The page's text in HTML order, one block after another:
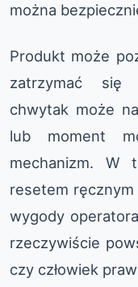
można
Produkt może
zatrzymać się
chwytak może
lub moment
mechanizm. W
resetem
wygody
rzeczywiście
czy człowiek